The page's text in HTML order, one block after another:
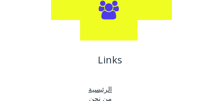
Links
الرئيسية
من نحن